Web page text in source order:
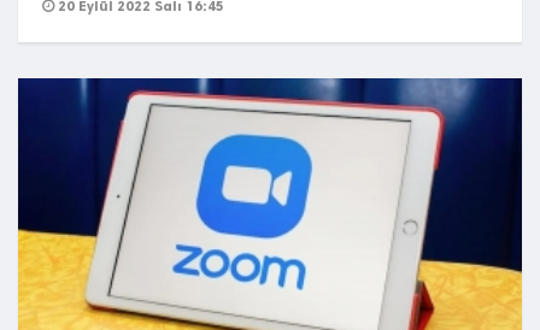
20 Eylül 2022 Salı 16:45